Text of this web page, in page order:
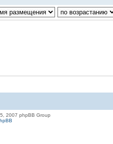
2007 phpBB Group